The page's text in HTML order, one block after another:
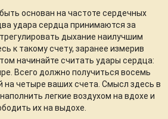
основан на частоте сердечных
удара сердца принимаются за
дыхание наилучшим
к такому счету, заранее измерив
начинайте считать удары сердца:
Всего должно получиться восемь
на четыре ваших счета. Смысл здесь в
легкие воздухом на вдохе и
их на выдохе.